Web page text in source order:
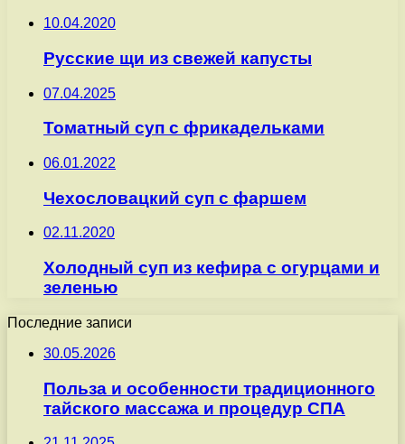
10.04.2020
Русские щи из свежей капусты
07.04.2025
Томатный суп с фрикадельками
06.01.2022
Чехословацкий суп с фаршем
02.11.2020
Холодный суп из кефира с огурцами и
зеленью
Последние записи
30.05.2026
Польза и особенности традиционного
тайского массажа и процедур СПА